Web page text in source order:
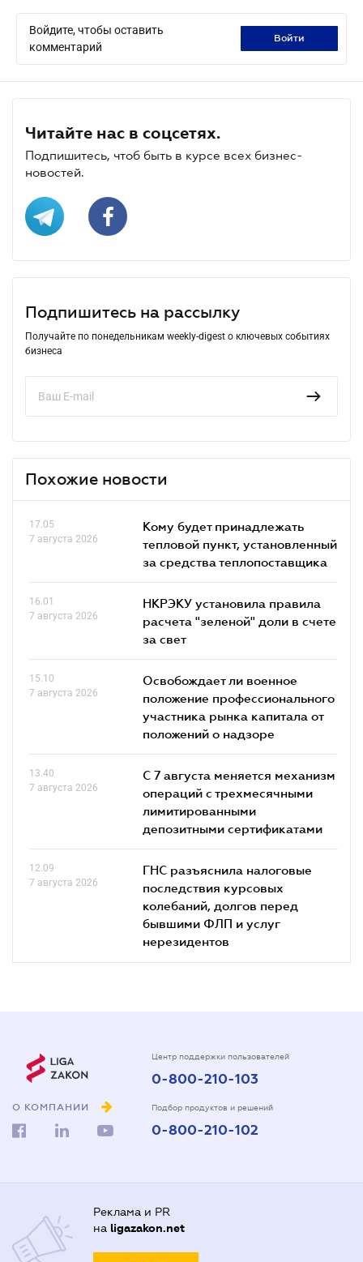
Войдите, чтобы оставить
комментарий
войти
Читайте нас в соцсетях.
Подпишитесь, чтоб быть в курсе всех бизнес-
новостей.
Подпишитесь на рассылку
Получайте по понедельникам weekly-digest о ключевых событиях
бизнеса
Похожие новости
17.05
7 августа 2026
Кому будет принадлежать
тепловой пункт, установленный
за средства теплопоставщика
16.01
7 августа 2026
НКРЭКУ установила правила
расчета "зеленой" доли в счете
за свет
15.10
7 августа 2026
Освобождает ли военное
положение профессионального
участника рынка капитала от
положений о надзоре
13.40
7 августа 2026
С 7 августа меняется механизм
операций с трехмесячными
лимитированными
депозитными сертификатами
12.09
7 августа 2026
ГНС разъяснила налоговые
последствия курсовых
колебаний, долгов перед
бывшими ФЛП и услуг
нерезидентов
О КОМПАНИИ
Центр поддержки пользователей
0-800-210-103
Подбор продуктов и решений
0-800-210-102
Реклама и PR
на ligazakon.net